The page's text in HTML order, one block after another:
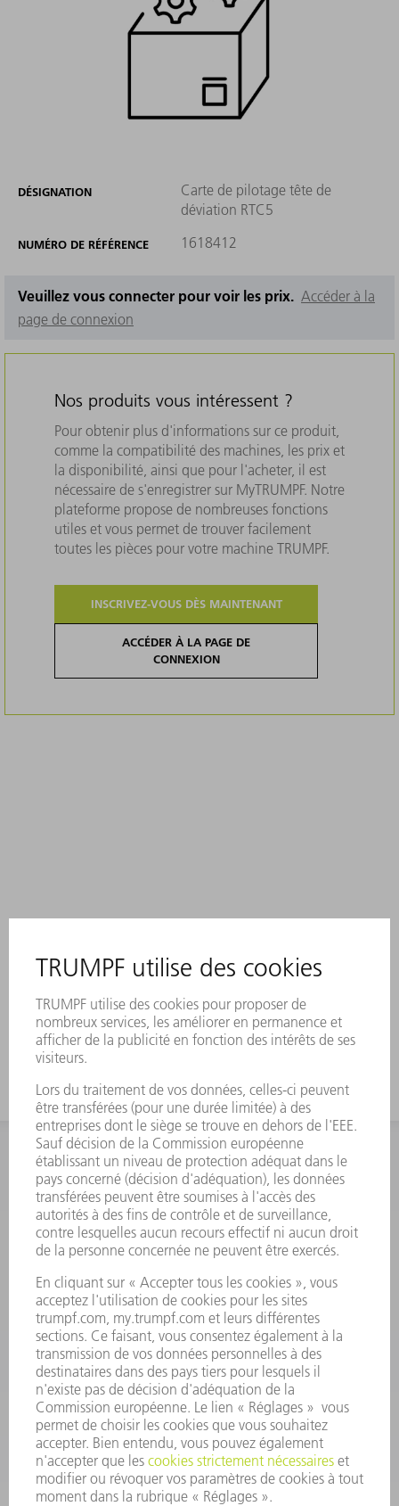
DÉSIGNATION
Carte de pilotage tête de
déviation RTC5
NUMÉRO DE RÉFÉRENCE 1618412
Veuillez vous connecter pour voir les prix. Accéder à la
page de connexion
Nos produits vous intéressent ?
Pour obtenir plus d'informations sur ce produit,
comme la compatibilité des machines, les prix et
la disponibilité, ainsi que pour l'acheter, il est
nécessaire de s'enregistrer sur MyTRUMPF. Notre
plateforme propose de nombreuses fonctions
utiles et vous permet de trouver facilement
toutes les pièces pour votre machine TRUMPF.
INSCRIVEZ-VOUS DÈS MAINTENANT
ACCÉDER À LA PAGE DE
CONNEXION
INFORMATION
Foire aux questions
Termes et conditions
CONTACT
01 48 17 37 73
Lun - Jeu 08:00h - 16:30h
Ven 08:00h - 12:30h
outillages@fr.TRUMPF.com
CONTACT
Pièces Détachées
01 48 17 37 57
Lun – Ven 8:30h - 17:30h
pieces.detachees@trumpf.com